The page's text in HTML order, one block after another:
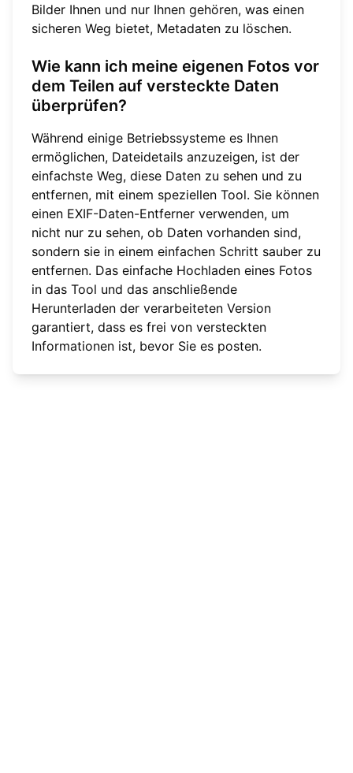
Bilder Ihnen und nur Ihnen gehören, was einen
sicheren Weg bietet, Metadaten zu löschen.
Wie kann ich meine eigenen Fotos vor
dem Teilen auf versteckte Daten
überprüfen?
Während einige Betriebssysteme es Ihnen
ermöglichen, Dateidetails anzuzeigen, ist der
einfachste Weg, diese Daten zu sehen und zu
entfernen, mit einem speziellen Tool. Sie können
einen EXIF-Daten-Entferner verwenden, um
nicht nur zu sehen, ob Daten vorhanden sind,
sondern sie in einem einfachen Schritt sauber zu
entfernen. Das einfache Hochladen eines Fotos
in das Tool und das anschließende
Herunterladen der verarbeiteten Version
garantiert, dass es frei von versteckten
Informationen ist, bevor Sie es posten.